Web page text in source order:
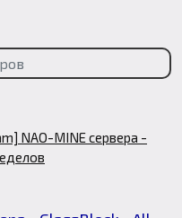
NAO-MINE сервера -